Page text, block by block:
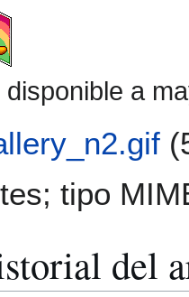
disponible a
tipo
del